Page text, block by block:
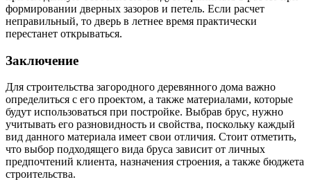
формировании дверных зазоров и петель. Если расчет
неправильный, то дверь в летнее время практически
перестанет открываться.
Заключение
Для строительства загородного деревянного дома важно
определиться с его проектом, а также материалами, которые
будут использоваться при постройке. Выбрав брус, нужно
учитывать его разновидность и свойства, поскольку каждый
вид данного материала имеет свои отличия. Стоит отметить,
что выбор подходящего вида бруса зависит от личных
предпочтений клиента, назначения строения, а также бюджета
строительства.